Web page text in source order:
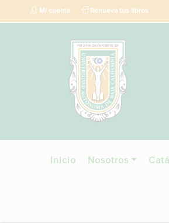
Mi cuenta Renueva tus libros
Inicio Nosotros